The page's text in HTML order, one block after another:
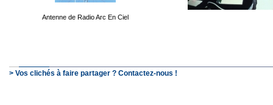
Antenne de Radio Arc En Ciel
> Vos clichés à faire partager ? Contactez-nous !